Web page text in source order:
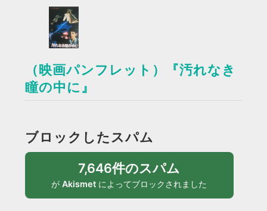
（映画パンフレット）『汚れなき
瞳の中に』
ブロックしたスパム
7,646件のスパム
がAkismet によってブロックされました